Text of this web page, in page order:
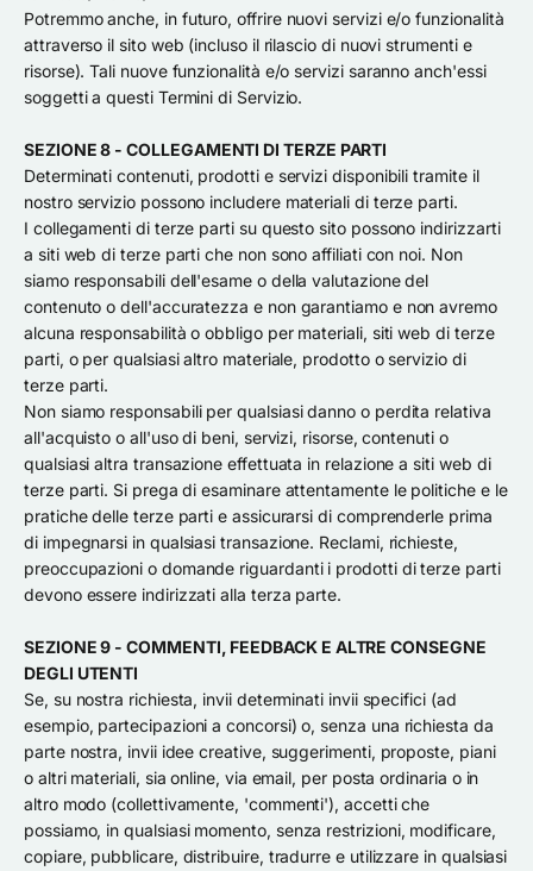
Potremmo anche, in futuro, offrire nuovi servizi e/o funzionalità
attraverso il sito web (incluso il rilascio di nuovi strumenti e
risorse). Tali nuove funzionalità e/o servizi saranno anch'essi
soggetti a questi Termini di Servizio.
SEZIONE 8 - COLLEGAMENTI DI TERZE PARTI
Determinati contenuti, prodotti e servizi disponibili tramite il
nostro servizio possono includere materiali di terze parti.
I collegamenti di terze parti su questo sito possono indirizzarti
a siti web di terze parti che non sono affiliati con noi. Non
siamo responsabili dell'esame o della valutazione del
contenuto o dell'accuratezza e non garantiamo e non avremo
alcuna responsabilità o obbligo per materiali, siti web di terze
parti, o per qualsiasi altro materiale, prodotto o servizio di
terze parti.
Non siamo responsabili per qualsiasi danno o perdita relativa
all'acquisto o all'uso di beni, servizi, risorse, contenuti o
qualsiasi altra transazione effettuata in relazione a siti web di
terze parti. Si prega di esaminare attentamente le politiche e le
pratiche delle terze parti e assicurarsi di comprenderle prima
di impegnarsi in qualsiasi transazione. Reclami, richieste,
preoccupazioni o domande riguardanti i prodotti di terze parti
devono essere indirizzati alla terza parte.
SEZIONE 9 - COMMENTI, FEEDBACK E ALTRE CONSEGNE
DEGLI UTENTI
Se, su nostra richiesta, invii determinati invii specifici (ad
esempio, partecipazioni a concorsi) o, senza una richiesta da
parte nostra, invii idee creative, suggerimenti, proposte, piani
o altri materiali, sia online, via email, per posta ordinaria o in
altro modo (collettivamente, 'commenti'), accetti che
possiamo, in qualsiasi momento, senza restrizioni, modificare,
copiare, pubblicare, distribuire, tradurre e utilizzare in qualsiasi